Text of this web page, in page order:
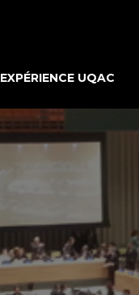
EXPÉRIENCE UQAC